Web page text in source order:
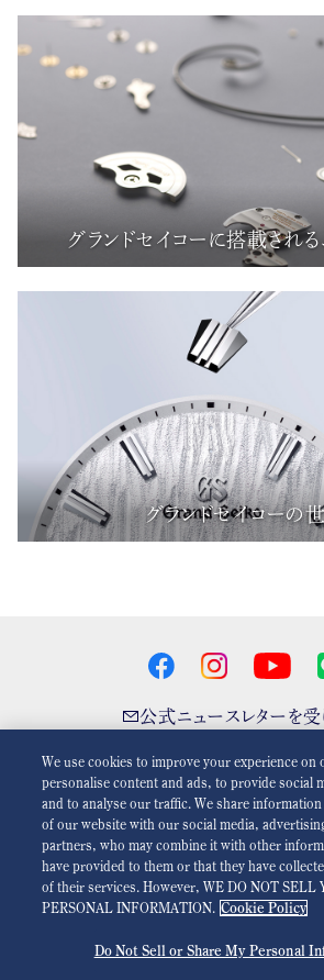
グランドセイコーに搭載される
グランドセイコーの
公式ニュースレターを受
アニメーショ
For the Media プライバシーポリシ
アクセシビリティ
We use cookies to improve your experience on
personalise content and ads, to provide social
and to analyse our traffic. We share
of our website with our social media,
partners, who may combine it with other
have provided to them or that they have
of their services. However, WE DO NOT SELL
PERSONAL INFORMATION. Cookie Policy
Do Not Sell or Share My Personal